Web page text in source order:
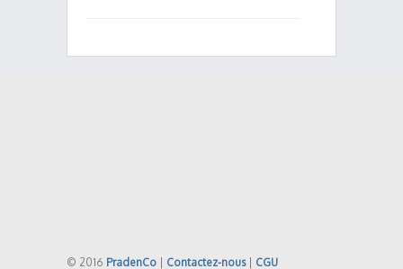
© 2016 PradenCo Contactez-nous| CGU